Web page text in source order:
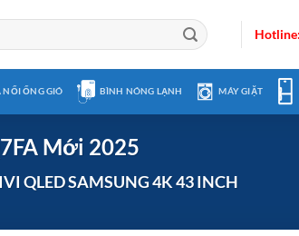
Hotline:
ỐNG GIÓ BÌNH NÓNG LẠNH MÁY GIẶT
Mới 2025
QLED SAMSUNG 4K 43 INCH